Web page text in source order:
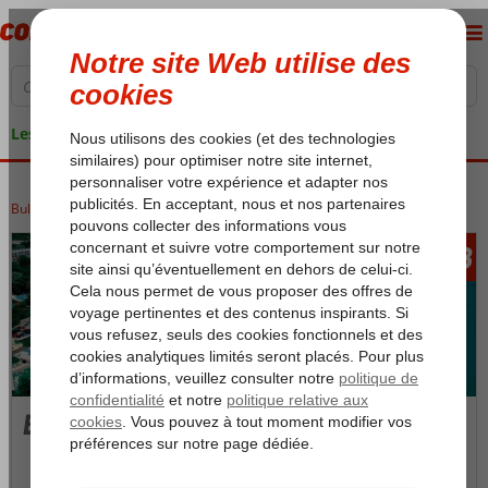
Les garanties de vacances
Bulgarie Mer Noire Bingo Bulgarie
àpd 518
Bingo Bulgarie